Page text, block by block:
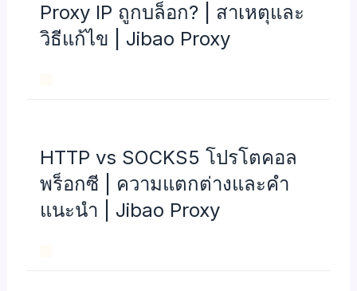
Proxy IP ถูกบล็อก? | สาเหตุและ
วิธีแก้ไข | Jibao Proxy
HTTP vs SOCKS5 โปรโตคอล
พร็อกซี | ความแตกต่างและคำ
แนะนำ | Jibao Proxy